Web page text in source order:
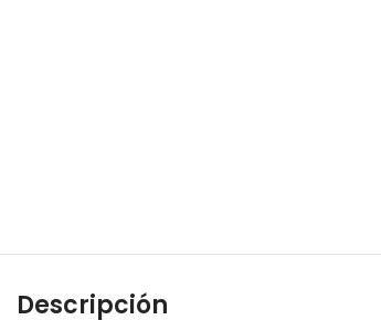
Descripción